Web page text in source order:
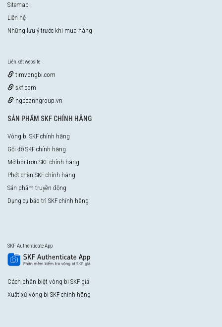
Sitemap
Liên hệ
Những lưu ý trước khi mua hàng
Liên kết website
timvongbi.com
skf.com
ngocanhgroup.vn
SẢN PHẨM SKF CHÍNH HÃNG
Vòng bi SKF chính hãng
Gối đỡ SKF chính hãng
Mỡ bôi trơn SKF chính hãng
Phớt chặn SKF chính hãng
Sản phẩm truyền động
Dụng cụ bảo trì SKF chính hãng
SKF Authenticate App
Cách phân biệt vòng bi SKF giả
Xuất xứ vòng bi SKF chính hãng